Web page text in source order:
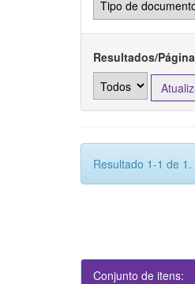
Resultados/Página
Resultado 1-1 de 1.
Conjunto de itens: